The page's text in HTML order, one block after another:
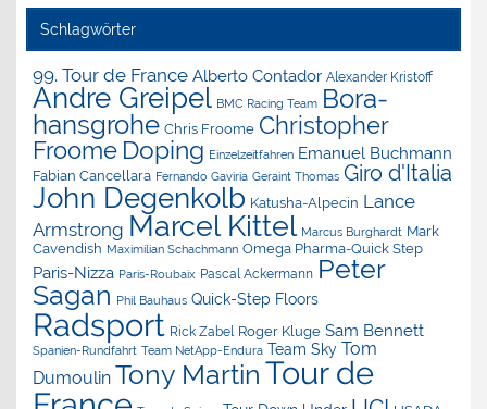
Schlagwörter
99. Tour de France Alberto Contador Alexander Kristoff
Andre Greipel BMC Racing Team Bora-
hansgrohe Chris Froome Christopher
Froome Doping Einzelzeitfahren Emanuel Buchmann
Fabian Cancellara Fernando Gaviria Geraint Thomas Giro d'Italia
John Degenkolb Katusha-Alpecin Lance
Armstrong Marcel Kittel Marcus Burghardt Mark
Cavendish Maximilian Schachmann Omega Pharma-Quick Step
Paris-Nizza Paris-Roubaix Pascal Ackermann Peter
Sagan Phil Bauhaus Quick-Step Floors
Radsport Rick Zabel Roger Kluge Sam Bennett
Spanien-Rundfahrt Team NetApp-Endura Team Sky Tom
Dumoulin Tony Martin Tour de